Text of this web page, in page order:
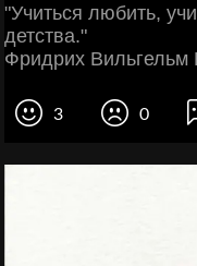
"Учиться любить,
детства."
Фридрих
3 0